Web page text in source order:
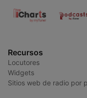
Recursos
Locutores
Widgets
Sitios web de radio por